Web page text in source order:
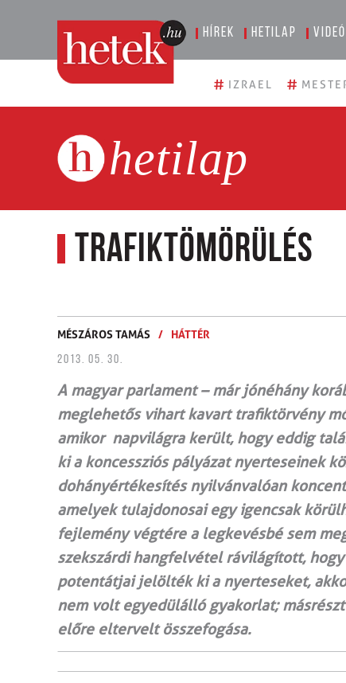
Hírek Hetilap
# IZRAEL #
hetilap
Trafiktömörülés
MÉSZÁROS TAMÁS / HÁTTÉR
2013. 05. 30.
A magyar parlament – már jónéhány
meglehetős vihart kavart trafiktörvény
amikor napvilágra került, hogy eddig
ki a koncessziós pályázat nyerteseinek
dohányértékesítés nyilvánvalóan
amelyek tulajdonosai egy igencsak
fejlemény végtére a legkevésbé sem
szekszárdi hangfelvétel rávilágított,
potentátjai jelölték ki a nyerteseket,
nem volt egyedülálló gyakorlat;
előre eltervelt összefogása.